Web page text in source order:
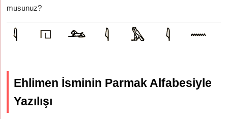
musunuz?
Ehlimen İsminin Parmak Alfabesiyle
Yazılışı